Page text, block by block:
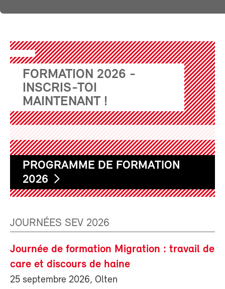
FORMATION 2026 -
INSCRIS-TOI
MAINTENANT !
PROGRAMME DE FORMATION
2026
JOURNÉES SEV 2026
Journée de formation Migration : travail de
care et discours de haine
25 septembre 2026, Olten